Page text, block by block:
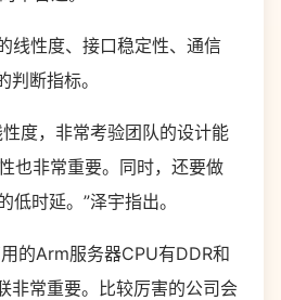
线性度、接口稳定性、通信
断指标。
度，非常考验团队的设计能
也非常重要。同时，还要做
低时延。”泽宇指出。
的Arm服务器CPU有DDR和
非常重要。比较厉害的公司会